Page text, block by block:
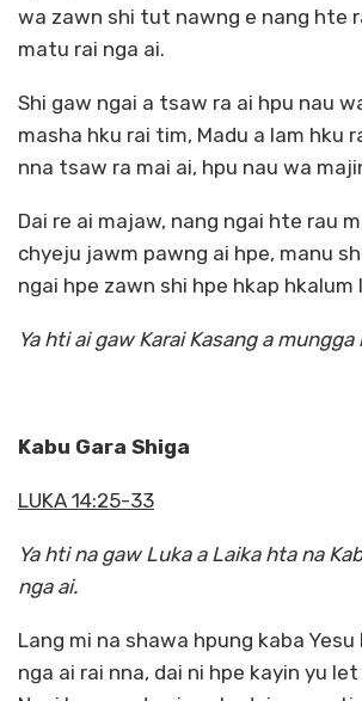
wa zawn shi tut nawng e nang hte
matu rai nga ai.
Shi gaw ngai a tsaw ra ai hpu nau
masha hku rai tim, Madu a lam hku
nna tsaw ra mai ai, hpu nau wa
Dai re ai majaw, nang ngai hte rau
chyeju jawm pawng ai hpe, manu
ngai hpe zawn shi hpe hkap hkalum
Ya hti ai gaw Karai Kasang a mungga
Kabu Gara Shiga
LUKA 14:25-33
Ya hti na gaw Luka a Laika hta na
nga ai.
Lang mi na shawa hpung kaba
nga ai rai nna, dai ni hpe kayin yu